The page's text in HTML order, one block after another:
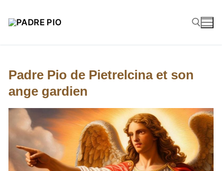
Padre Pio de Pietrelcina et son
ange gardien